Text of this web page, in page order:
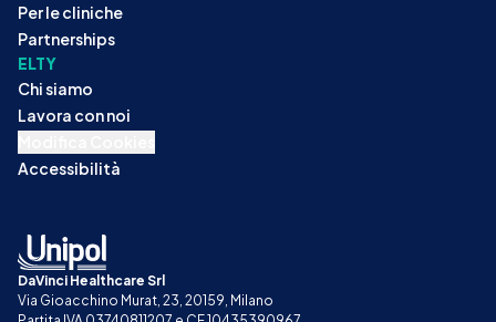
Per le cliniche
Partnerships
ELTY
Chi siamo
Lavora con noi
Accessibilità
DaVinci Healthcare Srl
Via Gioacchino Murat, 23, 20159, Milano